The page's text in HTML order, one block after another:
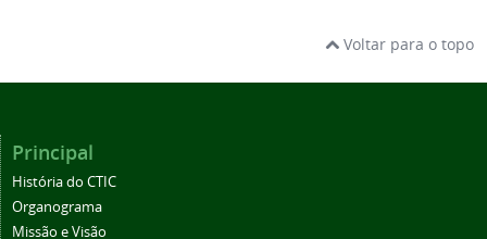
Voltar para o topo
Principal
História do CTIC
Organograma
Missão e Visão